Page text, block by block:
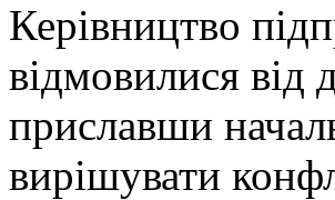
Керівництво
відмовилися від
приславши
вирішувати